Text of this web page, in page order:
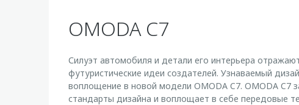
OMODA C7
Силуэт автомобиля и детали его интерьера
футуристические идеи создателей. Узнаваемый
воплощение в новой модели OMODA C7. OMODA C7
стандарты дизайна и воплощает в себе передовые